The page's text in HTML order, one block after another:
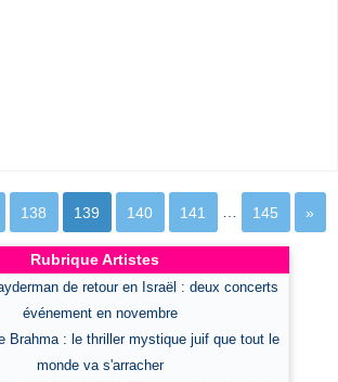
138 139 140 141 145 »
Rubrique Artistes
de retour en Israël : deux concerts
événement en novembre
Brahma : le thriller mystique juif que tout le
monde va s'arracher